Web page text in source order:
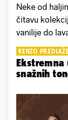
Neke od
čitavu
vanilije do
KENZO PREDLAŽE
Ekstremna
snažnih